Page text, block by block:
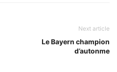
Next article
Le Bayern champion
d’autonme